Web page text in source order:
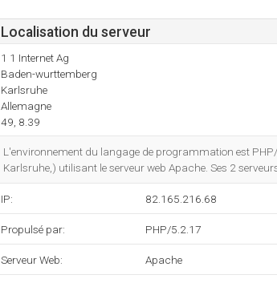
Localisation du serveur
1 1 Internet Ag
Baden-wurttemberg
Karlsruhe
Allemagne
49, 8.39
L'environnement du langage de programmation est
Karlsruhe,) utilisant le serveur web Apache. Ses 2
IP: 82.165.216.68
Propulsé par: PHP/5.2.17
Serveur Web: Apache